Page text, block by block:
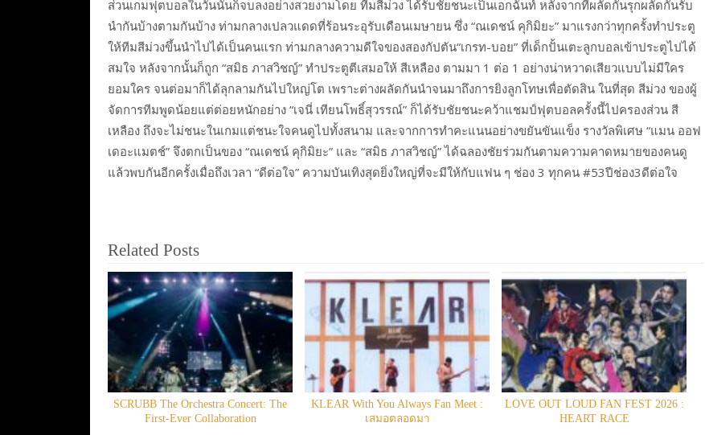
ส่วนเกมฟุตบอลในวันนั้นก็จบลงอย่างสวยงามโดย ทีมสีม่วง ได้รับชัยชนะเป็นเอกฉันท์ หลังจากที่ผลัดกันรุกผลัดกันรับ
นำกันบ้างตามกันบ้าง ท่ามกลางเปลวแดดที่ร้อนระอุรับเดือนเมษายน ซึ่ง “ณเดชน์ คุกิมิยะ” มาแรงกว่าทุกครั้งทำประตู
ให้ทีมสีม่วงขึ้นนำไปได้เป็นคนแรก ท่ามกลางความดีใจของสองกัปตัน“เกรท-บอย” ที่เด็กปั้นเตะลูกบอลเข้าประตูไปได้
สมใจ หลังจากนั้นก็ถูก “สมิธ ภาสวิชญ์” ทำประตูตีเสมอให้ สีเหลือง ตามมา 1 ต่อ 1 อย่างน่าหวาดเสียวแบบไม่มีใคร
ยอมใคร จนต่อมาก็ได้ลุกลามกันไปใหญ่โต เพราะต่างผลัดกันนำจนมาถึงการยิงลูกโทษเพื่อตัดสิน ในที่สุด สีม่วง ของผู้
จัดการทีมพูดน้อยแต่ต่อยหนักอย่าง “เจนี่ เทียนโพธิ์สุวรรณ์” ก็ได้รับชัยชนะคว้าแชมป์ฟุตบอลครั้งนี้ไปครองส่วน สี
เหลือง ถึงจะไม่ชนะในเกมแต่ชนะใจคนดูไปทั้งสนาม และจากการทำคะแนนอย่างขยันขันแข็ง รางวัลพิเศษ “แมน ออฟ
เดอะแมตช์” จึงตกเป็นของ “ณเดชน์ คุกิมิยะ” และ “สมิธ ภาสวิชญ์” ได้ฉลองชัยร่วมกันตามความคาดหมายของคนดู
แล้วพบกันอีกครั้งเมื่อถึงเวลา “ดีต่อใจ” ความบันเทิงสุดยิ่งใหญ่ที่จะมีให้กับแฟน ๆ ช่อง 3 ทุกคน #53ปีช่อง3ดีต่อใจ
Related Posts
SCRUBB The Orchestra Concert: The
First-Ever Collaboration
KLEAR With You Always Fan Meet :
เสมอตลอดมา
LOVE OUT LOUD FAN FEST 2026 :
HEART RACE